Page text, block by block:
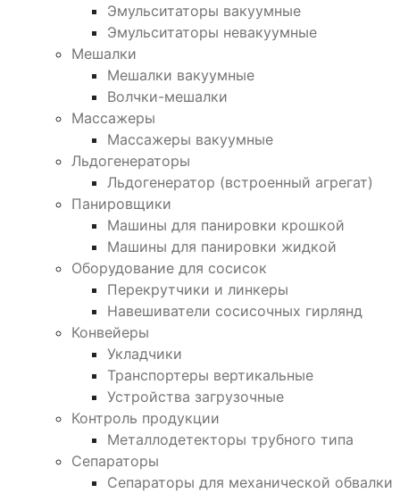
Эмульситаторы вакуумные
Эмульситаторы невакуумные
Мешалки
Мешалки вакуумные
Волчки-мешалки
Массажеры
Массажеры вакуумные
Льдогенераторы
Льдогенератор (встроенный агрегат)
Панировщики
Машины для панировки крошкой
Машины для панировки жидкой
Оборудование для сосисок
Перекрутчики и линкеры
Навешиватели сосисочных гирлянд
Конвейеры
Укладчики
Транспортеры вертикальные
Устройства загрузочные
Контроль продукции
Металлодетекторы трубного типа
Сепараторы
Сепараторы для механической обвалки